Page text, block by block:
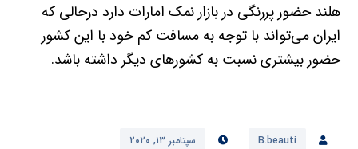
هلند حضور پررنگی در بازار نمک امارات دارد درحالی که
ایران می‌تواند با توجه به مسافت کم خود با این کشور
حضور بیشتری نسبت به کشورهای دیگر داشته باشد.
B.beauti سپتامبر ۱۳, ۲۰۲۰